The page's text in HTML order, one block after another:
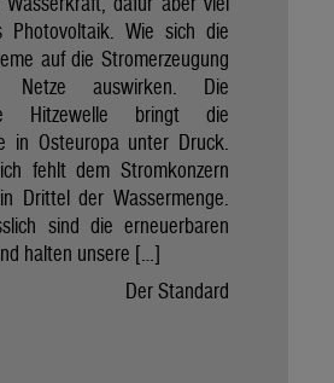
Photovoltaik. Wie sich die
auf die Stromerzeugung
auswirken. Die
Hitzewelle bringt die
in Osteuropa unter Druck.
fehlt dem Stromkonzern
Drittel der Wassermenge.
sind die erneuerbaren
halten unsere […]
Der Standard